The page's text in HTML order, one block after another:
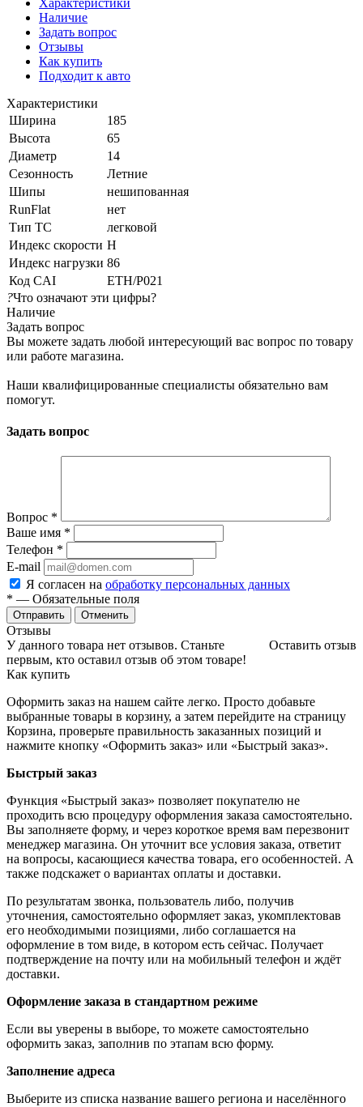
Наличие
Задать вопрос
Отзывы
Как купить
Подходит к авто
Характеристики
Ширина
185
Высота
65
Диаметр
14
Сезонность
Летние
Шипы
нешипованная
RunFlat
нет
Тип ТС
легковой
Индекс скорости H
Индекс нагрузки 86
Код CAI
ETH/P021
?Что означают эти цифры?
Наличие
Задать вопрос
Вы можете задать любой интересующий вас вопрос по товару
или работе магазина.
Наши квалифицированные специалисты обязательно вам
помогут.
Задать вопрос
Вопрос *
Ваше имя *
Телефон *
E-mail
Я согласен на обработку персональных данных
* — Обязательные поля
Отменить
Отзывы
Оставить отзыв
У данного товара нет отзывов. Станьте
первым, кто оставил отзыв об этом товаре!
Как купить
Оформить заказ на нашем сайте легко. Просто добавьте
выбранные товары в корзину, а затем перейдите на страницу
Корзина, проверьте правильность заказанных позиций и
нажмите кнопку «Оформить заказ» или «Быстрый заказ».
Быстрый заказ
Функция «Быстрый заказ» позволяет покупателю не
проходить всю процедуру оформления заказа самостоятельно.
Вы заполняете форму, и через короткое время вам перезвонит
менеджер магазина. Он уточнит все условия заказа, ответит
на вопросы, касающиеся качества товара, его особенностей. А
также подскажет о вариантах оплаты и доставки.
По результатам звонка, пользователь либо, получив
уточнения, самостоятельно оформляет заказ, укомплектовав
его необходимыми позициями, либо соглашается на
оформление в том виде, в котором есть сейчас. Получает
подтверждение на почту или на мобильный телефон и ждёт
доставки.
Оформление заказа в стандартном режиме
Если вы уверены в выборе, то можете самостоятельно
оформить заказ, заполнив по этапам всю форму.
Заполнение адреса
Выберите из списка название вашего региона и населённого